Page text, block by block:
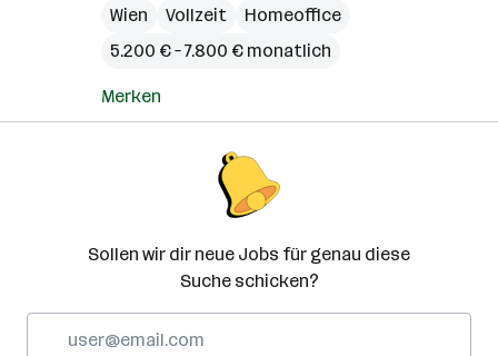
Wien
Vollzeit
Homeoffice
5.200 € – 7.800 € monatlich
Merken
Sollen wir dir neue Jobs für genau diese
Suche schicken?